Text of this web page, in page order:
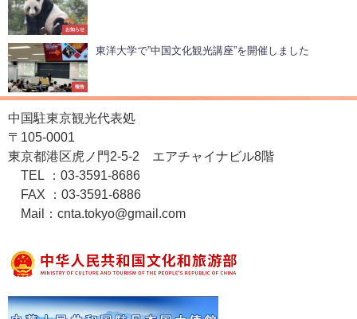
お知らせ
報告
東洋大学で”中国文化観光講座”を開催しました
中国駐東京観光代表処
〒105-0001
東京都港区虎ノ門2-5-2 エアチャイナビル8階
TEL ：03-3591-8686
FAX ：03-3591-6886
Mail：cnta.tokyo@gmail.com